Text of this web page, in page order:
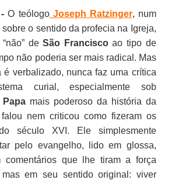
O teólogoJoseph Ratzinger, num
o sentido da profecia na Igreja,
deSão Franciscoao tipo de
não poderia ser mais radical. Mas
é verbalizado, nunca faz uma crítica
curial, especialmente sob
Papa mais poderoso da história da
nem criticou como fizeram os
século XVI. Ele simplesmente
pelo evangelho, lido em glossa,
comentários que lhe tiram a força
mas em seu sentido original: viver